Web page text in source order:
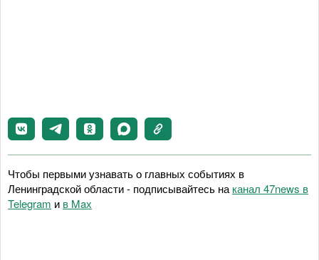
Чтобы первыми узнавать о главных событиях в
Ленинградской области - подписывайтесь на канал 47news в
Telegram и в Maх